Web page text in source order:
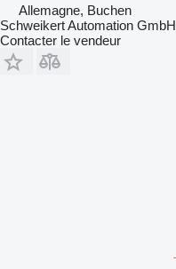
Allemagne, Buchen
Schweikert Automation GmbH
Contacter le vendeur